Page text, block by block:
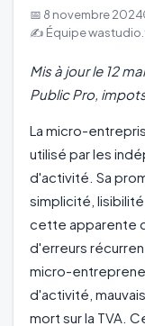
📅 8 novembre 2024
✍️ Équipe
Mis à jour le 12
Public Pro,
La micro-
utilisé par les
d'activité. Sa
simplicité,
cette apparente
d'erreurs
micro-
d'activité,
mort sur la TVA.